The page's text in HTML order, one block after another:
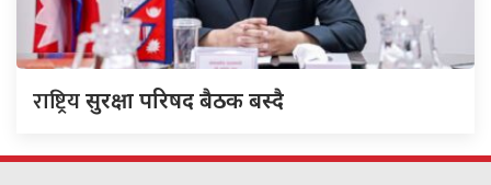
राष्ट्रियसुरक्षा परिषद बैठक बस्दै